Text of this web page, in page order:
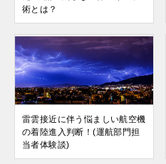
術とは？
雷雲接近に伴う悩ましい航空機
の着陸進入判断！(運航部門担
当者体験談)